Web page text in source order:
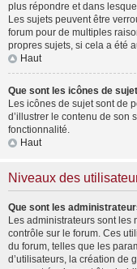
plus répondre et dans
Les sujets peuvent être
forum pour de multiples
propres sujets, si cela a été
Haut
Que sont les icônes de
Les icônes de sujet sont de
d’illustrer le contenu de son
fonctionnalité.
Haut
Niveaux des
Que sont les
Les administrateurs sont les
contrôle sur le forum. Ces
du forum, telles que les
d’utilisateurs, la création de